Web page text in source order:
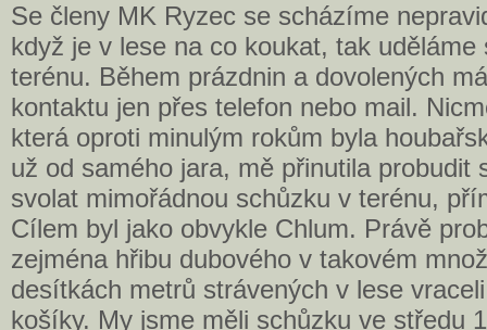
Se členy MK Ryzec se scházíme
když je v lese na co koukat, tak
terénu. Během prázdnin a dovolených
kontaktu jen přes telefon nebo mail.
která oproti minulým rokům byla
už od samého jara, mě přinutila probudit
svolat mimořádnou schůzku v terénu,
Cílem byl jako obvykle Chlum. Právě
zejména hřibu dubového v takovém
desítkách metrů strávených v lese
košíky. My jsme měli schůzku ve středu